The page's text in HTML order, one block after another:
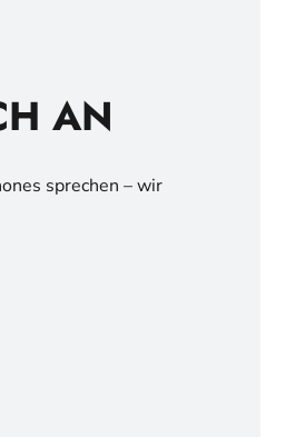
AN
sprechen – wir